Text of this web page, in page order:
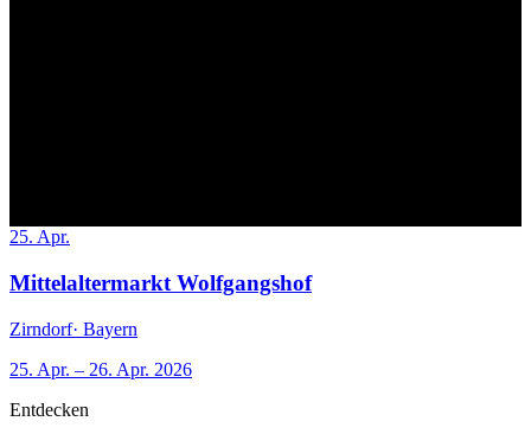
25. Apr.
Mittelaltermarkt Wolfgangshof
Zirndorf· Bayern
25. Apr. – 26. Apr. 2026
Entdecken